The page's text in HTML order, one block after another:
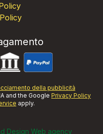
della pubblicità
and the Google Privacy Policy
apply.
Design Web agency